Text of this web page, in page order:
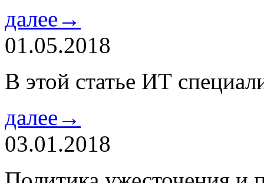
далее→
01.05.2018
В этой статье ИТ
далее→
03.01.2018